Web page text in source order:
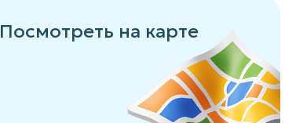
Посмотреть на карте